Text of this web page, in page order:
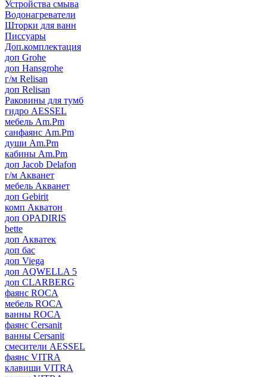
Устройства смыва
Водонагреватели
Шторки для ванн
Писсуары
Доп.комплектация
доп Grohe
доп Hansgrohe
г/м Relisan
доп Relisan
Раковины для тумб
гидро AESSEL
мебель Am.Pm
санфаянс Am.Pm
души Am.Pm
кабины Am.Pm
доп Jacob Delafon
г/м Акванет
мебель Акванет
доп Gebirit
комп Акватон
доп OPADIRIS
bette
доп Акватек
доп бас
доп Viega
доп AQWELLA 5
доп CLARBERG
фаянс ROCA
мебель ROCA
ванны ROCA
фаянс Cersanit
ванны Cersanit
смесители AESSEL
фаянс VITRA
клавиши VITRA